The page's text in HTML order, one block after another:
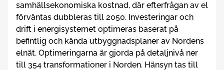
samhällsekonomiska kostnad, där efterfrågan av el
förväntas dubbleras till 2050. Investeringar och
drift i energisystemet optimeras baserat på
befintlig och kända utbyggnadsplaner av Nordens
elnät. Optimeringarna är gjorda på detaljnivå ner
till 354 transformationer i Norden. Hänsyn tas till